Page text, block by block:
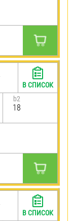
b2
18
В СПИСОК
В СПИСОК